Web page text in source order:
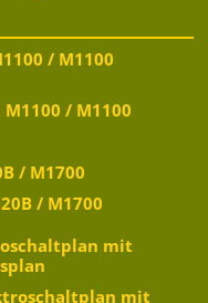
/ M1100
/ M1700
mit